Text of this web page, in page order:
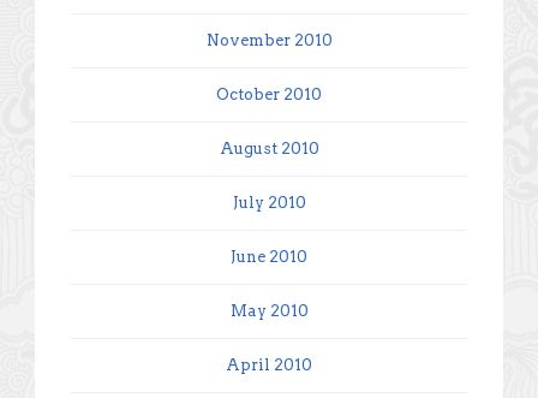
November 2010
October 2010
August 2010
July 2010
June 2010
May 2010
April 2010